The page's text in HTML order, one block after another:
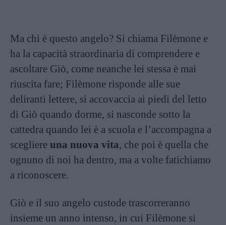
Ma chi è questo angelo? Si chiama Filèmone e
ha la capacità straordinaria di comprendere e
ascoltare Giò, come neanche lei stessa è mai
riuscita fare; Filèmone risponde alle sue
deliranti lettere, si accovaccia ai piedi del letto
di Giò quando dorme, si nasconde sotto la
cattedra quando lei è a scuola e l’accompagna a
scegliere una nuova vita, che poi è quella che
ognuno di noi ha dentro, ma a volte fatichiamo
a riconoscere.
Giò e il suo angelo custode trascorreranno
insieme un anno intenso, in cui Filèmone si